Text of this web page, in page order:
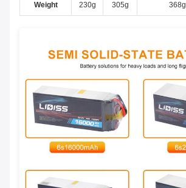
Weight 230g 305g 368g